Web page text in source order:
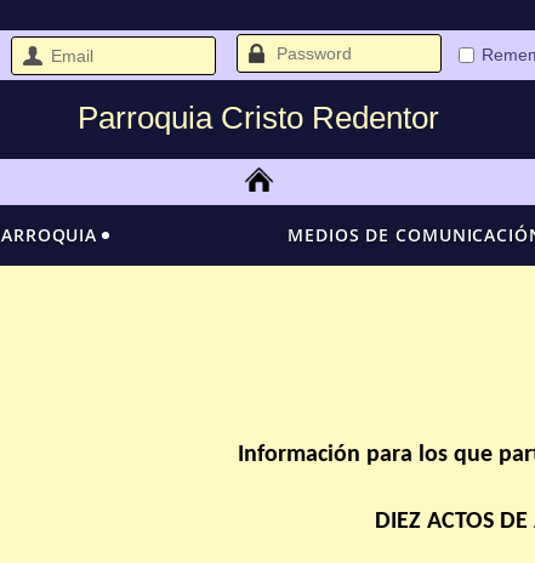
Parroquia Cristo Redentor
MEDIOS DE
Información para los que
DIEZ ACTOS